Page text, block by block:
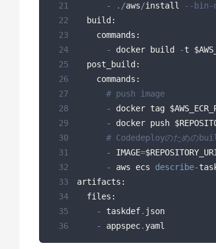
21
- . /aws/install
--bin-
22
23
24
- docker build -t
25
26
27
# push image
28
- docker tag
29
-
30
# Codedeployのための
31
- IMAGE=
32
- aws ecs describe-
33
34
35
- taskdef.
json
36
- appspec. yaml